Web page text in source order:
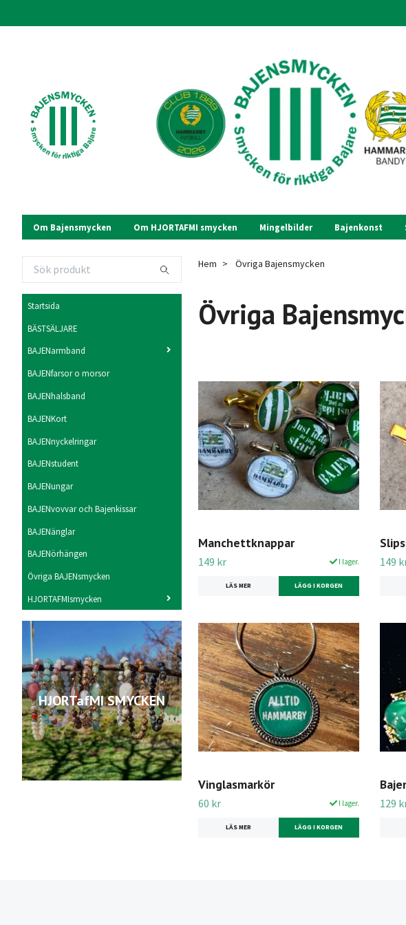
Om Bajensmycken Om HJORTAFMI smycken Mingelbilder Bajenkonst
Startsida
BÄSTSÄLJARE
BAJENarmband
BAJENfarsor o morsor
BAJENhalsband
BAJENKort
BAJENnyckelringar
BAJENstudent
BAJENungar
BAJENvovvar och Bajenkissar
BAJENänglar
BAJENörhängen
Övriga BAJENsmycken
HJORTAFMIsmycken
HJORTafMI SMYCKEN
Hem Övriga Bajensmycken
Övriga
Manchettknappar
149 kr I lager.
LÄS MER LÄGG I KORGEN
149
Vinglasmarkör
60 kr I lager.
LÄS MER LÄGG I KORGEN
129